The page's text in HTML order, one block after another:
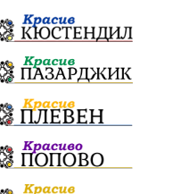
празници
Тръмп